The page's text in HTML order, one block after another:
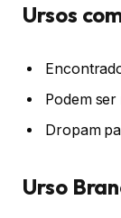
Ursos
Podem
Dropam
Urso